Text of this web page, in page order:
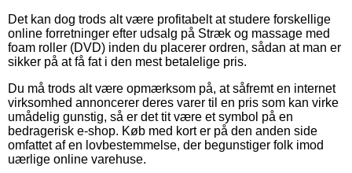
Det kan dog trods alt være profitabelt at studere forskellige
online forretninger efter udsalg på Stræk og massage med
foam roller (DVD) inden du placerer ordren, sådan at man er
sikker på at få fat i den mest betalelige pris.
Du må trods alt være opmærksom på, at såfremt en internet
virksomhed annoncerer deres varer til en pris som kan virke
umådelig gunstig, så er det tit være et symbol på en
bedragerisk e-shop. Køb med kort er på den anden side
omfattet af en lovbestemmelse, der begunstiger folk imod
uærlige online varehuse.